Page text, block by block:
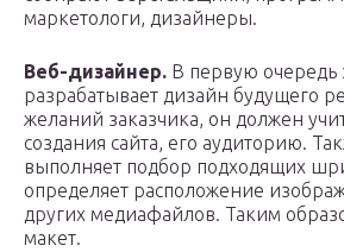
маркетологи, дизайнеры.
Веб-дизайнер. В первую очередь
разрабатывает дизайн будущего
желаний заказчика, он должен
создания сайта, его аудиторию.
выполняет подбор подходящих
определяет расположение
других медиафайлов. Таким
макет.